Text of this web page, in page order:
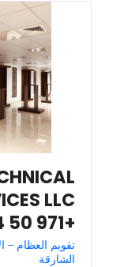
+971 50 494 5628
تقويم العظام –
الشارقة